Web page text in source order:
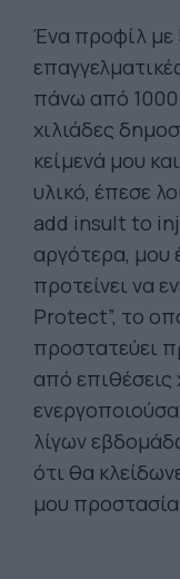
Ένα προφίλ με
πάνω από 1000
χιλιάδες
κείμενά μου
υλικό, έπεσε
add insult to
αργότερα, μου
προτείνει να
Protect”, το
προστατεύει
από
λίγων
ότι θα
μου